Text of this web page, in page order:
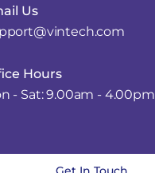
Us
Hours
- Sat: 9.00am - 4.00pm